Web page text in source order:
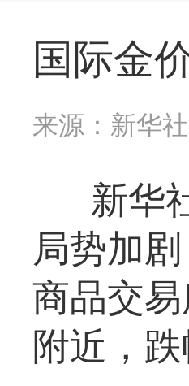
国际金
来源：新华社
新华
局势加
商品交
附近，